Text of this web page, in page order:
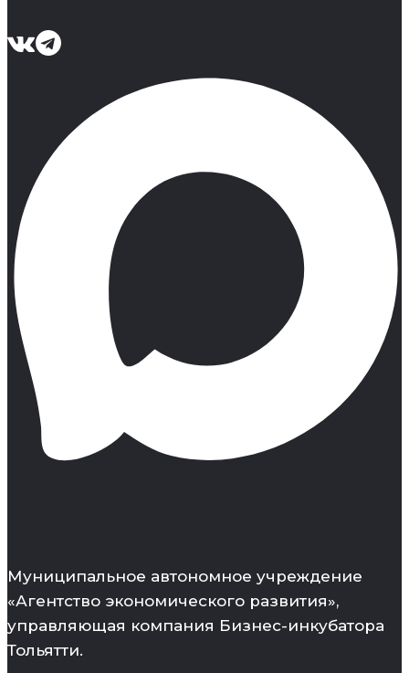
Муниципальное автономное учреждение
«Агентство экономического развития»,
управляющая компания Бизнес-инкубатора
Тольятти.